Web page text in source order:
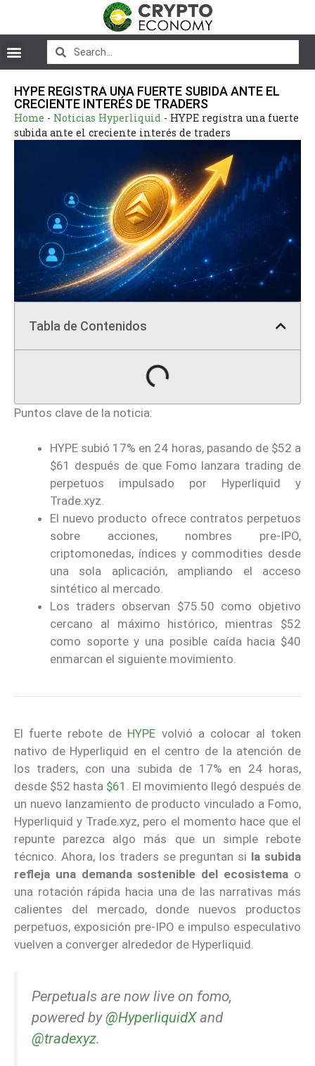
HYPE REGISTRA UNA FUERTE SUBIDA ANTE EL
CRECIENTE INTERÉS DE TRADERS
Home - Noticias Hyperliquid - HYPE registra una fuerte
subida ante el creciente interés de traders
Tabla de Contenidos
Puntos clave de la noticia:
HYPE subió 17% en 24 horas, pasando de $52 a
$61 después de que Fomo lanzara trading de
perpetuos impulsado por Hyperliquid y
Trade.xyz.
El nuevo producto ofrece contratos perpetuos
sobre acciones, nombres pre-IPO,
criptomonedas, índices y commodities desde
una sola aplicación, ampliando el acceso
sintético al mercado.
Los traders observan $75.50 como objetivo
cercano al máximo histórico, mientras $52
como soporte y una posible caída hacia $40
enmarcan el siguiente movimiento.
El fuerte rebote de HYPE volvió a colocar al token
nativo de Hyperliquid en el centro de la atención de
los traders, con una subida de 17% en 24 horas,
desde $52 hasta $61 . El movimiento llegó después de
un nuevo lanzamiento de producto vinculado a Fomo,
Hyperliquid y Trade.xyz, pero el momento hace que el
repunte parezca algo más que un simple rebote
técnico. Ahora, los traders se preguntan si la subida
refleja una demanda sostenible del ecosistema o
una rotación rápida hacia una de las narrativas más
calientes del mercado, donde nuevos productos
perpetuos, exposición pre-IPO e impulso especulativo
vuelven a converger alrededor de Hyperliquid.
Perpetuals are now live on fomo,
powered by@HyperliquidXand
@tradexyz.